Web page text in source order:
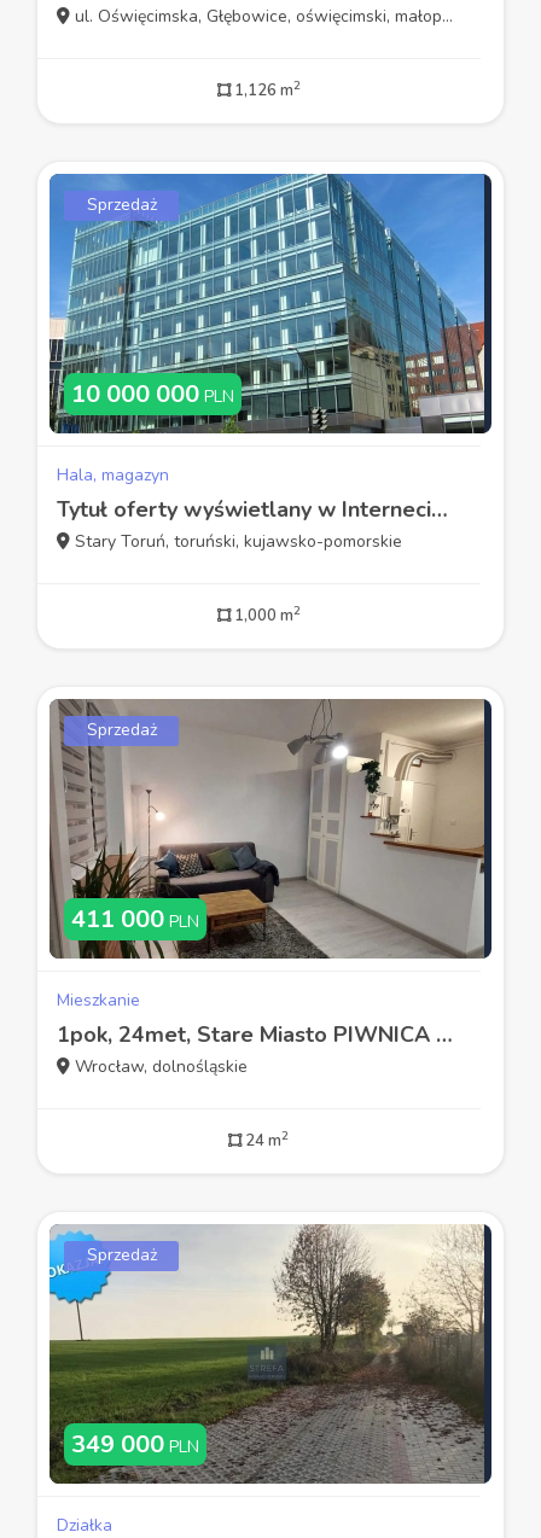
ul. Oświęcimska, Głębowice, oświęcimski, małopolskie
1,126 m2
Sprzedaż
10 000 000 PLN
Hala, magazyn
Tytuł oferty wyświetlany w Internecie - PL
Stary Toruń, toruński, kujawsko-pomorskie
1,000 m2
Sprzedaż
411 000 PLN
Mieszkanie
1pok, 24met, Stare Miasto PIWNICA (Wrocław)
Wrocław, dolnośląskie
24 m2
Sprzedaż
349 000 PLN
Działka